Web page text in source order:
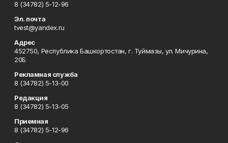
8 (34782) 5-12-96
Эл. почта
tvest@yandex.ru
Адрес
452750, Республика Башкортостан, г. Туймазы, ул. Мичурина,
20Б
Рекламная служба
8 (34782) 5-13-00
Редакция
8 (34782) 5-13-05
Приемная
8 (34782) 5-12-96